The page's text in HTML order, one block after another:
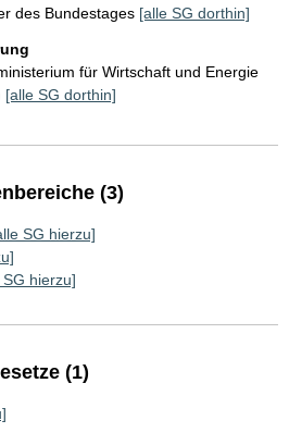
des Bundestages [alle SG dorthin]
für Wirtschaft und Energie
[alle SG dorthin]
(3)
SG hierzu]
SG hierzu]
(1)